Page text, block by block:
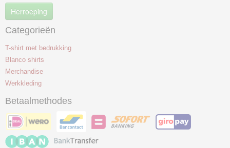
Herroeping
Categorieën
T-shirt met bedrukking
Blanco shirts
Merchandise
Werkkleding
Betaalmethodes